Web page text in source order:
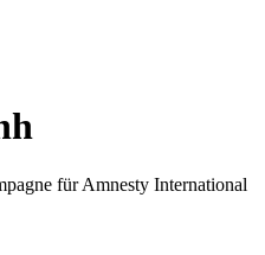
für Amnesty International